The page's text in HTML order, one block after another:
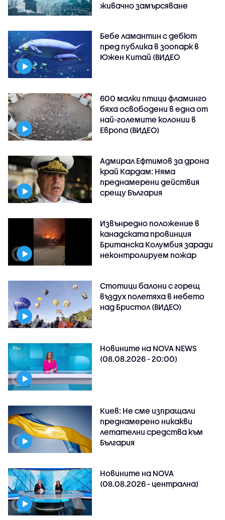
живачно замърсяване
Бебе ламантин с дебют
пред публика в зоопарк в
Южен Китай (ВИДЕО
600 малки птици фламинго
бяха освободени в една от
най-големите колонии в
Европа (ВИДЕО)
Адмирал Ефтимов за дрона
край Кардам: Няма
преднамерени действия
срещу България
Извънредно положение в
канадската провинция
Британска Колумбия заради
неконтролируем пожар
Стотици балони с горещ
въздух полетяха в небето
над Бристол (ВИДЕО)
Новините на NOVA NEWS
(08.08.2026 - 20:00)
Киев: Не сме изпращали
преднамерено никакви
летателни средства към
България
Новините на NOVA
(08.08.2026 - централна)